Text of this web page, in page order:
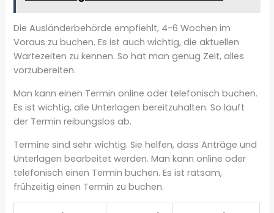
Die Ausländerbehörde empfiehlt, 4-6 Wochen im
Voraus zu buchen. Es ist auch wichtig, die aktuellen
Wartezeiten zu kennen. So hat man genug Zeit, alles
vorzubereiten.
Man kann einen Termin online oder telefonisch buchen.
Es ist wichtig, alle Unterlagen bereitzuhalten. So läuft
der Termin reibungslos ab.
Termine sind sehr wichtig. Sie helfen, dass Anträge und
Unterlagen bearbeitet werden. Man kann online oder
telefonisch einen Termin buchen. Es ist ratsam,
frühzeitig einen Termin zu buchen.